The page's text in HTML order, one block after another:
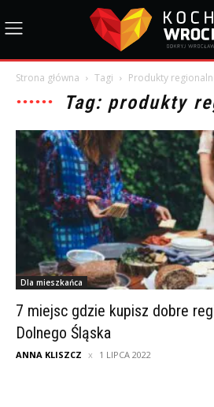
Strona główna Tagi Produkty
Tag: produkty
Dla mieszkańca
7 miejsc gdzie kupisz dobre
Dolnego Śląska
ANNA KLISZCZ 1 LIPCA 2022